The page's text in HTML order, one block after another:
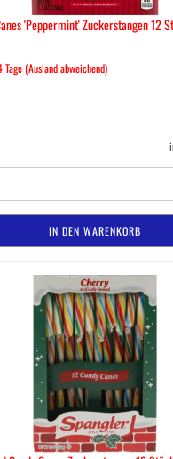
'Peppermint' Zuckerstangen 12
Tage(Ausland abweichend)
IN DEN WARENKORB